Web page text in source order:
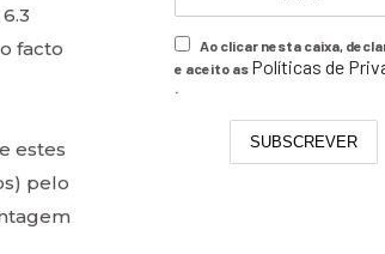
facto
estes
pelo
Ao clicar nesta caixa,
e aceito as Políticas de
.
SUBSCREVER